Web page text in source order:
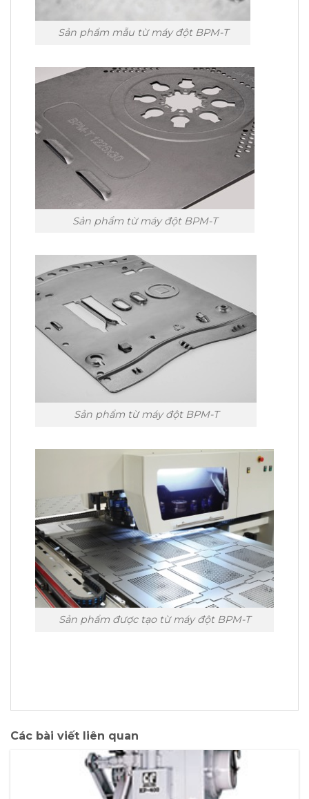
Sản phẩm mẫu từ máy đột BPM-T
Sản phẩm từ máy đột BPM-T
Sản phẩm từ máy đột BPM-T
Sản phẩm được tạo từ máy đột BPM-T
Các bài viết liên quan